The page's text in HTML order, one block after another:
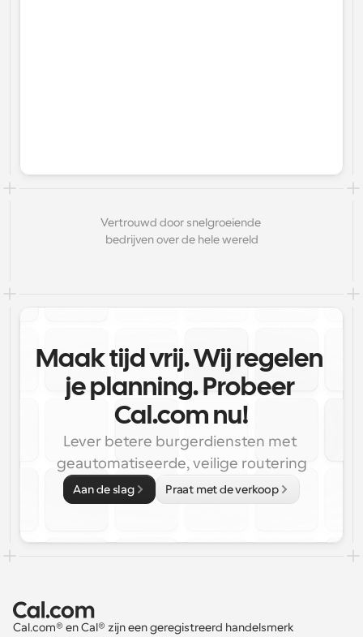
Vertrouwd door snelgroeiende
bedrijven over de hele wereld
Maak tijd vrij. Wij regelen
je planning. Probeer
Cal.com nu!
Lever betere burgerdiensten met
geautomatiseerde, veilige routering
Aan de slag Praat met de verkoop
Cal.com® en Cal® zijn een geregistreerd handelsmerk